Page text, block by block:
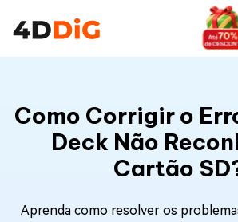
Como Corrigir o
Deck Não
Cartão
Aprenda como resolver os